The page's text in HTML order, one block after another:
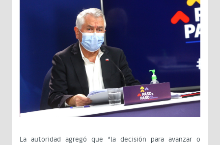
La autoridad agregó que “la decisión para avanzar o